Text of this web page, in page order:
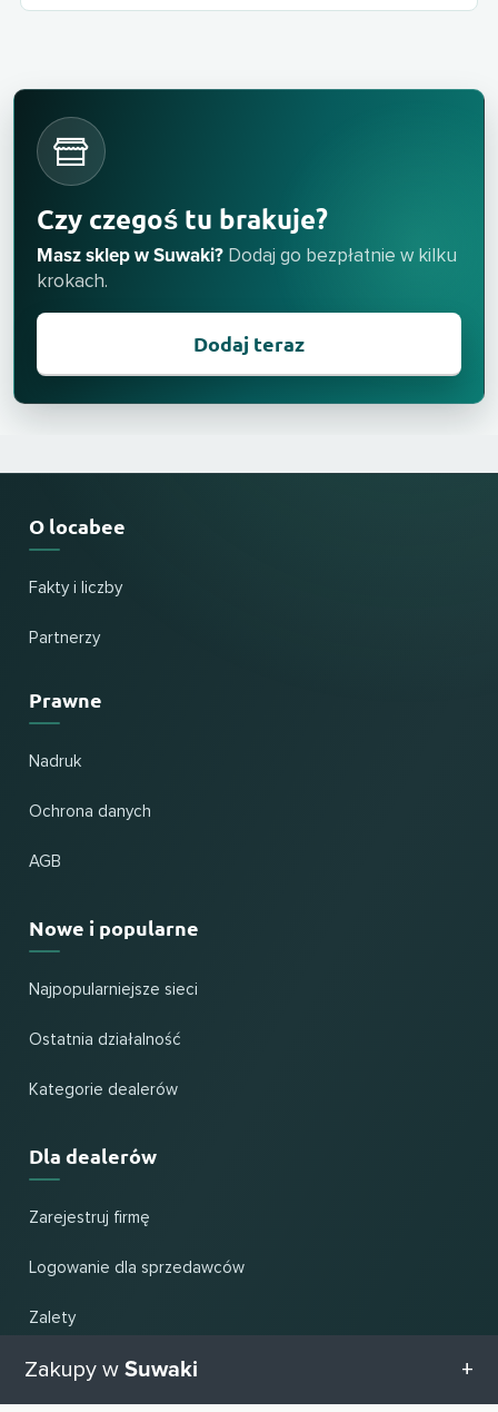
Czy czegoś tu brakuje?
Masz sklep w Suwaki? Dodaj go bezpłatnie w kilku
krokach.
Dodaj teraz
O locabee
Fakty i liczby
Partnerzy
Prawne
Nadruk
Ochrona danych
AGB
Nowe i popularne
Najpopularniejsze sieci
Ostatnia działalność
Kategorie dealerów
Dla dealerów
Zarejestruj firmę
Logowanie dla sprzedawców
Zalety
Pomoc i wsparcie
Zakupy w Suwaki